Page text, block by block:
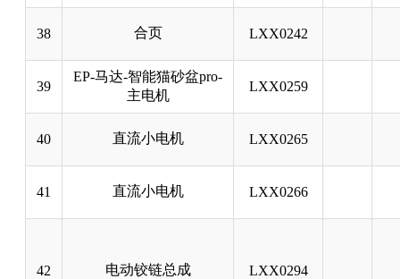
38 合页 LXX0242
39
EP-马达-智能猫砂盆pro-
主电机
LXX0259
40 直流小电机 LXX0265
41 直流小电机 LXX0266
42 电动铰链总成 LXX0294